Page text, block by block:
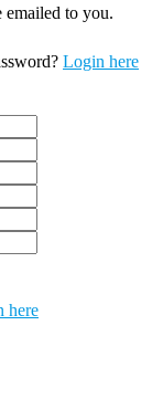
to you.
Login here
here